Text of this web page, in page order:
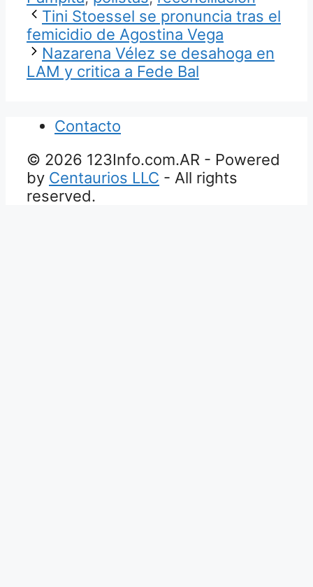
Tini Stoessel se pronuncia tras el
femicidio de Agostina Vega
Nazarena Vélez se desahoga en
LAM y critica a Fede Bal
Contacto
© 2026 123Info.com.AR - Powered
by Centaurios LLC - All rights
reserved.